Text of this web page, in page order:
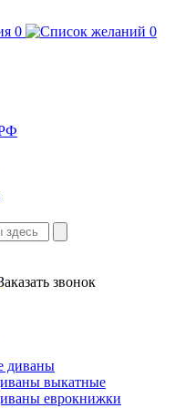
0
0
звонок
диваны
выкатные
еврокнижки